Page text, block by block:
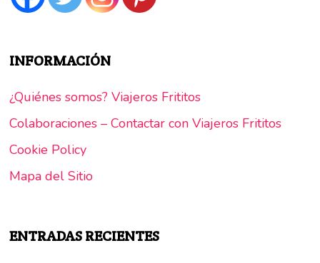
INFORMACIÓN
¿Quiénes somos? Viajeros Frititos
Colaboraciones – Contactar con Viajeros Frititos
Cookie Policy
Mapa del Sitio
ENTRADAS RECIENTES